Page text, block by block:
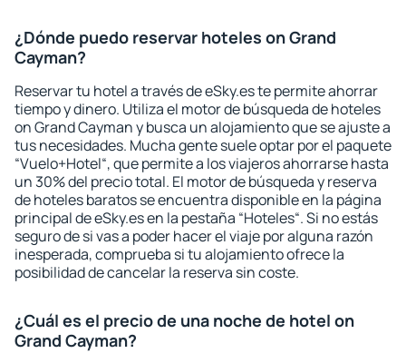
¿Dónde puedo reservar hoteles on Grand
Cayman?
Reservar tu hotel a través de eSky.es te permite ahorrar
tiempo y dinero. Utiliza el motor de búsqueda de hoteles
on Grand Cayman y busca un alojamiento que se ajuste a
tus necesidades. Mucha gente suele optar por el paquete
“Vuelo+Hotel“, que permite a los viajeros ahorrarse hasta
un 30% del precio total. El motor de búsqueda y reserva
de hoteles baratos se encuentra disponible en la página
principal de eSky.es en la pestaña “Hoteles“. Si no estás
seguro de si vas a poder hacer el viaje por alguna razón
inesperada, comprueba si tu alojamiento ofrece la
posibilidad de cancelar la reserva sin coste.
¿Cuál es el precio de una noche de hotel on
Grand Cayman?